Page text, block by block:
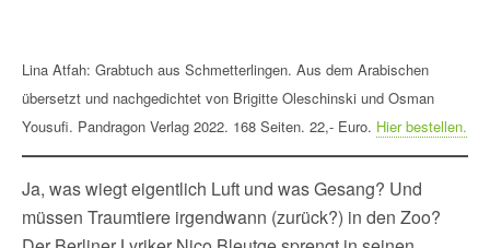
Lina Atfah: Grabtuch aus Schmetterlingen. Aus dem Arabischen
übersetzt und nachgedichtet von Brigitte Oleschinski und Osman
Yousufi. Pandragon Verlag 2022. 168 Seiten. 22,- Euro. Hier bestellen.
Ja, was wiegt eigentlich Luft und was Gesang? Und
müssen Traumtiere irgendwann (zurück?) in den Zoo?